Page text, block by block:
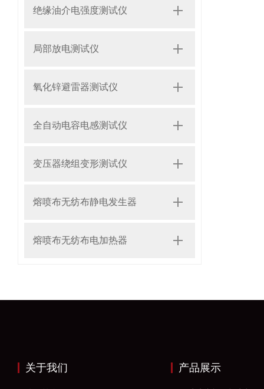
绝缘油介电强度测试仪
局部放电测试仪
氧化锌避雷器测试仪
全自动电容电感测试仪
变压器绕组变形测试仪
熔喷布无纺布静电发生器
熔喷布无纺布电加热器
关于我们 产品展示